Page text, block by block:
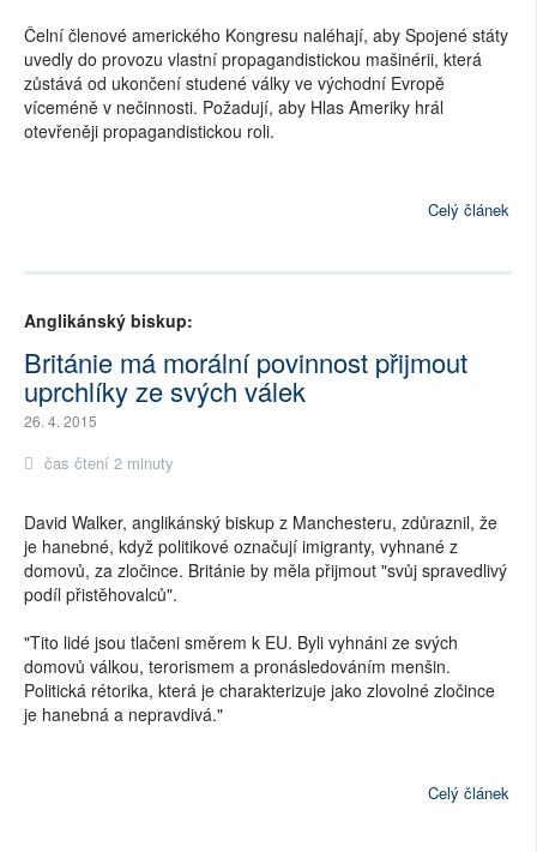
Čelní členové amerického Kongresu naléhají, aby Spojené státy
uvedly do provozu vlastní propagandistickou mašinérii, která
zůstává od ukončení studené války ve východní Evropě
víceméně v nečinnosti. Požadují, aby Hlas Ameriky hrál
otevřeněji propagandistickou roli.
Celý článek
Anglikánský biskup:
Británie má morální povinnost přijmout
uprchlíky ze svých válek
26. 4. 2015
čas čtení 2 minuty
David Walker, anglikánský biskup z Manchesteru, zdůraznil, že
je hanebné, když politikové označují imigranty, vyhnané z
domovů, za zločince. Británie by měla přijmout "svůj spravedlivý
podíl přistěhovalců".
"Tito lidé jsou tlačeni směrem k EU. Byli vyhnáni ze svých
domovů válkou, terorismem a pronásledováním menšin.
Politická rétorika, která je charakterizuje jako zlovolné zločince
je hanebná a nepravdivá."
Celý článek